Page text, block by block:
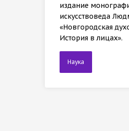
издание
искусствоведа
«Новгородская
История в лицах».
Наука